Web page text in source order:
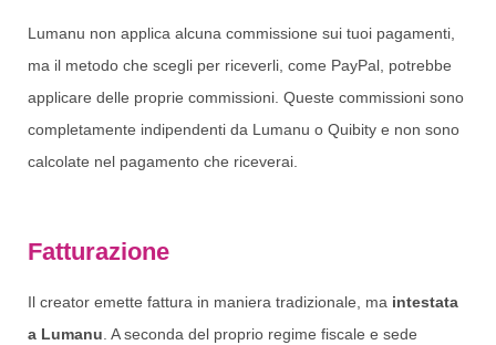
Lumanu non applica alcuna commissione sui tuoi pagamenti,
ma il metodo che scegli per riceverli, come PayPal, potrebbe
applicare delle proprie commissioni. Queste commissioni sono
completamente indipendenti da Lumanu o Quibity e non sono
calcolate nel pagamento che riceverai.
Fatturazione
Il creator emette fattura in maniera tradizionale, ma intestata
a Lumanu . A seconda del proprio regime fiscale e sede